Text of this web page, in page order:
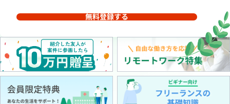
無料登録する